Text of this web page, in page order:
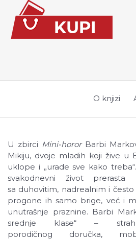
O knjizi
U zbirci Mini-horor Barbi
Mikiju, dvoje mladih koji žive u
uklope i „urade sve kako
svakodnevni život
sa duhovitim, nadrealnim i
progone ih samo brige, već i
unutrašnje praznine. Barbi
srednje klase“ –
porodičnog doručka,